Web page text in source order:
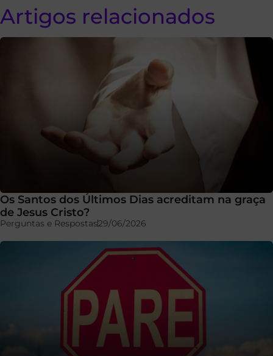
Artigos relacionados
Os Santos dos Últimos Dias acreditam na graça
de Jesus Cristo?
Perguntas e Respostas29/06/2026